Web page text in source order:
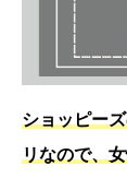
ショッピー
リなので、